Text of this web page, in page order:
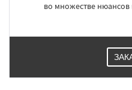
во множестве нюансов